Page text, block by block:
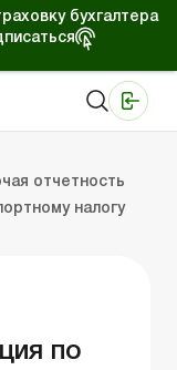
бухгалтера
отчетность
налогу
по